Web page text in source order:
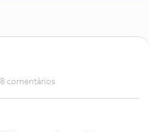
8 comentários